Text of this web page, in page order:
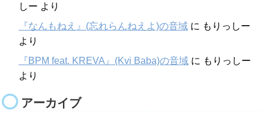
しー より
『なんもねえ』(忘れらんねえよ)の音域 に もりっしー
より
『BPM feat. KREVA』(Kvi Baba)の音域 に もりっしー
より
アーカイブ